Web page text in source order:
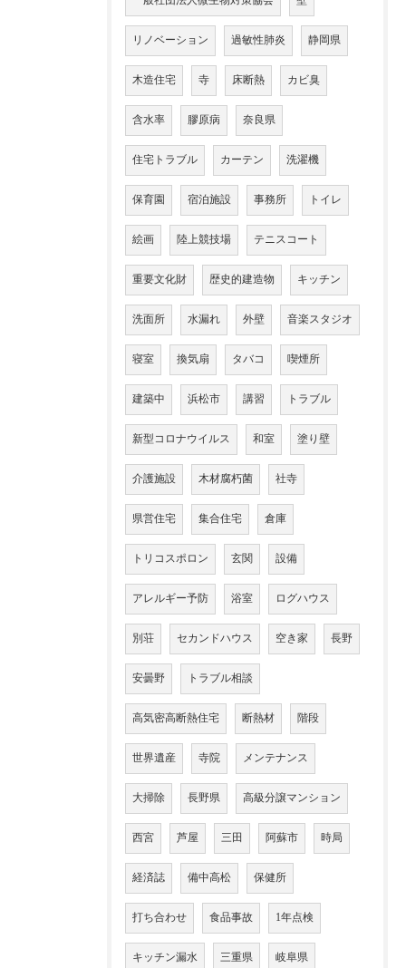
リノベーション 過敏性肺炎 静岡県
木造住宅 寺 床断熱 カビ臭
含水率 膠原病 奈良県
住宅トラブル カーテン 洗濯機
保育園 宿泊施設 事務所 トイレ
絵画 陸上競技場 テニスコート
重要文化財 歴史的建造物 キッチン
洗面所 水漏れ 外壁 音楽スタジオ
寝室 換気扇 タバコ 喫煙所
建築中 浜松市 講習 トラブル
新型コロナウイルス 和室 塗り壁
介護施設 木材腐朽菌 社寺
県営住宅 集合住宅 倉庫
トリコスポロン 玄関 設備
アレルギー予防 浴室 ログハウス
別荘 セカンドハウス 空き家 長野
安曇野 トラブル相談
高気密高断熱住宅 断熱材 階段
世界遺産 寺院 メンテナンス
大掃除 長野県 高級分譲マンション
西宮 芦屋 三田 阿蘇市 時局
経済誌 備中高松 保健所
打ち合わせ 食品事故 1年点検
キッチン漏水 三重県 岐阜県